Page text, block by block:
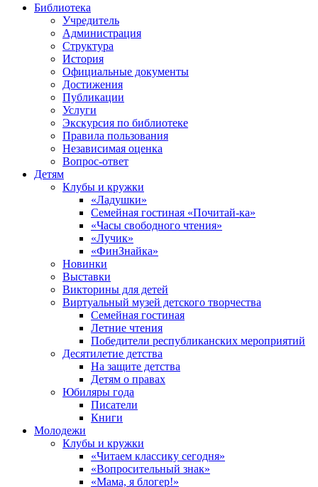
Библиотека
Учредитель
Администрация
Структура
История
Официальные документы
Достижения
Публикации
Услуги
Экскурсия по библиотеке
Правила пользования
Независимая оценка
Вопрос-ответ
Детям
Клубы и кружки
«Ладушки»
Семейная гостиная «Почитай-ка»
«Часы свободного чтения»
«Лучик»
«ФинЗнайка»
Новинки
Выставки
Викторины для детей
Виртуальный музей детского творчества
Семейная гостиная
Летние чтения
Победители республиканских мероприятий
Десятилетие детства
На защите детства
Детям о правах
Юбиляры года
Писатели
Книги
Молодежи
Клубы и кружки
«Читаем классику сегодня»
«Вопросительный знак»
«Мама, я блогер!»